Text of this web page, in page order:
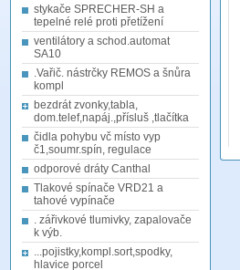
stykače SPRECHER-SH a
tepelné relé proti přetížení
ventilátory a schod.automat
SA10
.Vařič. nástrčky REMOS a šnůra
kompl
bezdrát zvonky,tabla,
dom.telef,napáj.,přísluš ,tlačítka
čidla pohybu vč místo vyp
č1,soumr.spín, regulace
odporové dráty Canthal
Tlakové spínače VRD21 a
tahové vypínače
. zářivkové tlumivky, zapalovače
k výb.
...pojistky,kompl.sort,spodky,
hlavice porcel